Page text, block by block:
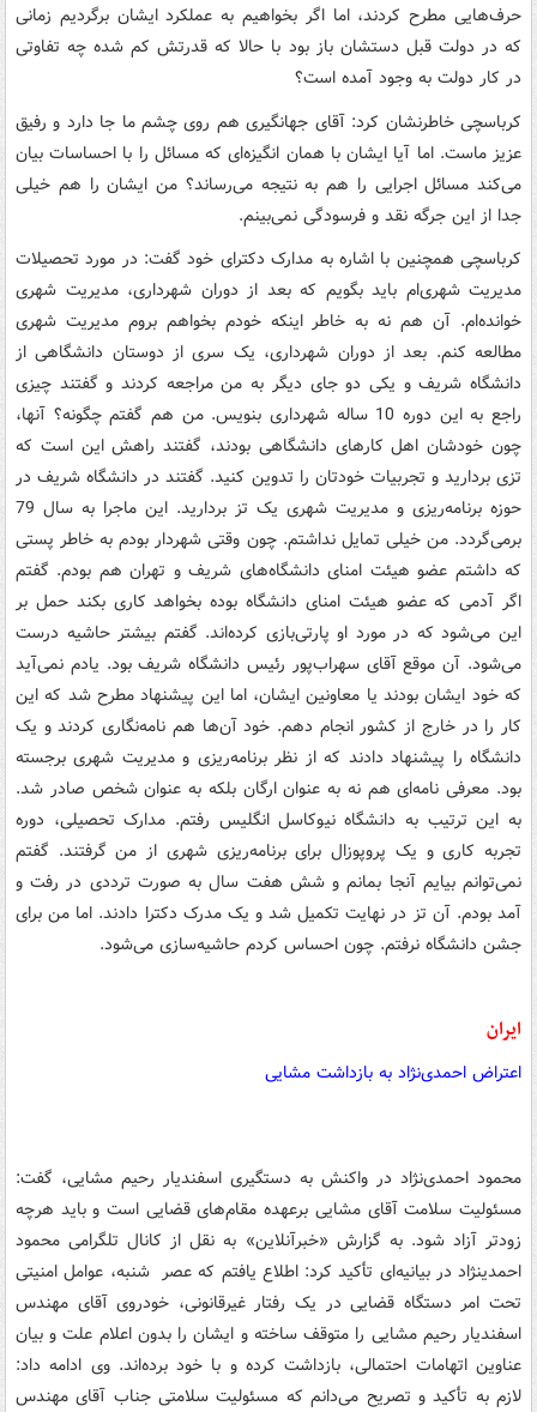
حرف‌هایی مطرح کردند، اما اگر بخواهیم به عملکرد ایشان برگردیم زمانی
که در دولت قبل دستشان باز بود با حالا که قدرتش کم شده چه تفاوتی
در کار دولت به وجود آمده است؟
کرباسچی خاطرنشان کرد: آقای جهانگیری هم روی چشم ما جا دارد و رفیق
عزیز ماست. اما آیا ایشان با همان انگیزه‌ای که مسائل را با احساسات بیان
می‌کند مسائل اجرایی را هم به نتیجه می‌رساند؟ من ایشان را هم خیلی
جدا از این جرگه نقد و فرسودگی نمی‌بینم.
کرباسچی همچنین با اشاره به مدارک دکترای خود گفت: در مورد تحصیلات
مدیریت شهری‌ام باید بگویم که بعد از دوران شهرداری، مدیریت شهری
خوانده‌ام. آن هم نه به خاطر اینکه خودم بخواهم بروم مدیریت شهری
مطالعه کنم. بعد از دوران شهرداری، یک سری از دوستان دانشگاهی از
دانشگاه شریف و یکی دو جای دیگر به من مراجعه کردند و گفتند چیزی
راجع به این دوره 10 ساله شهرداری بنویس. من هم گفتم چگونه؟ آنها،
چون خودشان اهل کارهای دانشگاهی بودند، گفتند راهش این است که
تزی بردارید و تجربیات خودتان را تدوین کنید. گفتند در دانشگاه شریف در
حوزه برنامه‌ریزی و مدیریت شهری یک تز بردارید. این ماجرا به سال 79
برمی‌گردد. من خیلی تمایل نداشتم. چون وقتی شهردار بودم به خاطر پستی
که داشتم عضو هیئت امنای دانشگاه‌های شریف و تهران هم بودم. گفتم
اگر آدمی که عضو هیئت امنای دانشگاه بوده بخواهد کاری بکند حمل بر
این می‌شود که در مورد او پارتی‌بازی کرده‌اند. گفتم بیشتر حاشیه درست
می‌شود. آن موقع آقای سهراب‌پور رئیس دانشگاه شریف بود. یادم نمی‌آید
که خود ایشان بودند یا معاونین ایشان، اما این پیشنهاد مطرح شد که این
کار را در خارج از کشور انجام دهم. خود آن‌ها هم نامه‌نگاری کردند و یک
دانشگاه را پیشنهاد دادند که از نظر برنامه‌ریزی و مدیریت شهری برجسته
بود. معرفی نامه‌ای هم نه به عنوان ارگان بلکه به عنوان شخص صادر شد.
به این ترتیب به دانشگاه نیوکاسل انگلیس رفتم. مدارک تحصیلی، دوره
تجربه کاری و یک پروپوزال برای برنامه‌ریزی شهری از من گرفتند. گفتم
نمی‌توانم بیایم آنجا بمانم و شش هفت سال به صورت ترددی در رفت و
آمد بودم. آن تز در نهایت تکمیل شد و یک مدرک دکترا دادند. اما من برای
جشن دانشگاه نرفتم. چون احساس کردم حاشیه‌سازی می‌شود.
ایران
اعتراض احمدی‌نژاد به بازداشت مشایی
محمود احمدی‌نژاد در واکنش به دستگیری اسفندیار رحیم مشایی، گفت:
مسئولیت سلامت آقای مشایی برعهده مقام‌های قضایی است و باید هرچه
زودتر آزاد شود. به گزارش «خبرآنلاین» به نقل از کانال تلگرامی محمود
احمدی‎نژاد در بیانیه‌ای تأکید کرد: اطلاع یافتم که عصر شنبه، عوامل امنیتی
تحت امر دستگاه قضایی در یک رفتار غیرقانونی، خودروی آقای مهندس
اسفندیار رحیم مشایی را متوقف ساخته و ایشان را بدون اعلام علت و بیان
عناوین اتهامات احتمالی، بازداشت کرده و با خود برده‌اند. وی ادامه داد:
لازم به تأکید و تصریح می‌دانم که مسئولیت سلامتی جناب آقای مهندس